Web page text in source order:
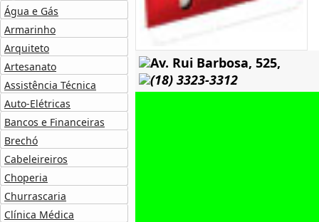
Água e Gás
Armarinho
Arquiteto
Artesanato
Assistência Técnica
Auto-Elétricas
Bancos e Financeiras
Brechó
Cabeleireiros
Choperia
Churrascaria
Clínica Médica
Av. Rui Barbosa, 525,
(18) 3323-3312